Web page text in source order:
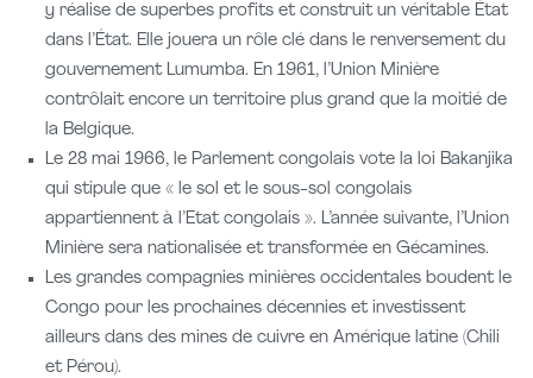
y réalise de superbes profits et construit un véritable État
dans l’État. Elle jouera un rôle clé dans le renversement du
gouvernement Lumumba. En 1961, l’Union Minière
contrôlait encore un territoire plus grand que la moitié de
la Belgique.
Le 28 mai 1966, le Parlement congolais vote la loi Bakanjika
qui stipule que « le sol et le sous-sol congolais
appartiennent à l’Etat congolais ». L’année suivante, l’Union
Minière sera nationalisée et transformée en Gécamines.
Les grandes compagnies minières occidentales boudent le
Congo pour les prochaines décennies et investissent
ailleurs dans des mines de cuivre en Amérique latine (Chili
et Pérou).